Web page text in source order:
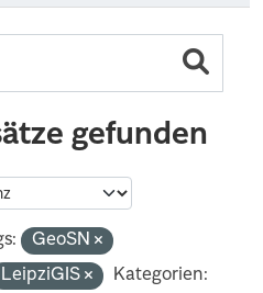
gefunden
GeoSN
LeipziGIS
Kategorien: